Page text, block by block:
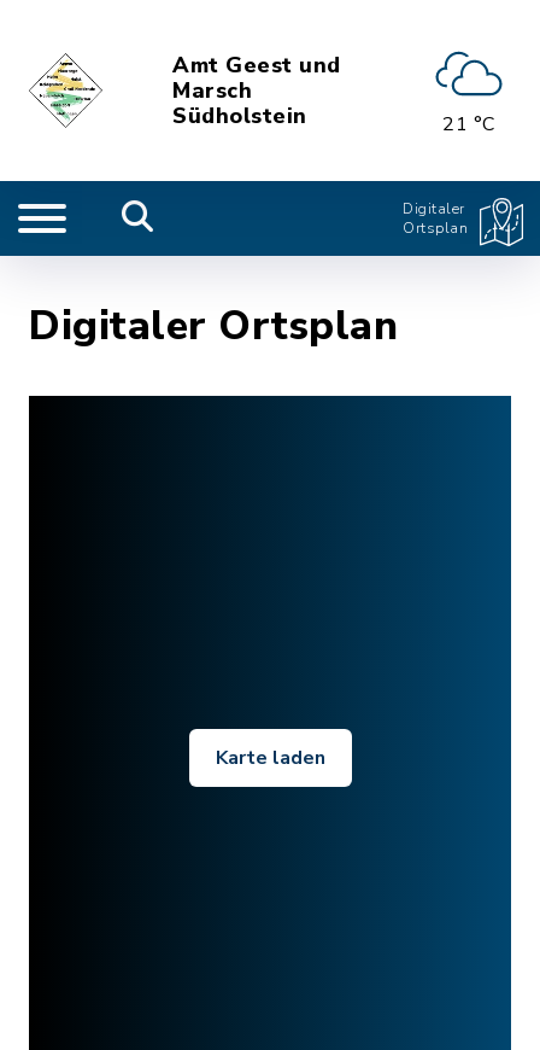
Amt Geest und
Marsch
Südholstein
21 °C
Digitaler
Ortsplan
Digitaler Ortsplan
Karte laden